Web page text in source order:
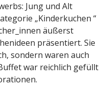
Jung und Alt
„Kinderkuchen “
äußerst
präsentiert. Sie
sondern waren auch
war reichlich gefüllt